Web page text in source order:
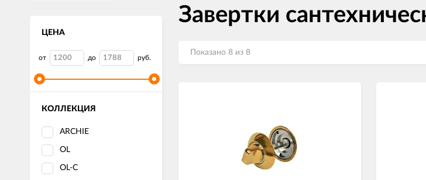
ЦЕНА
от до руб.
КОЛЛЕКЦИЯ
ARCHIE
OL
OL-C
Завертки
Показано 8 из 8